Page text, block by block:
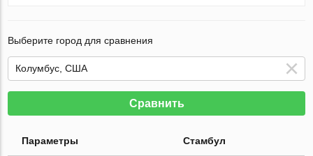
Выберите город для сравнения
Сравнить
Параметры Стамбул